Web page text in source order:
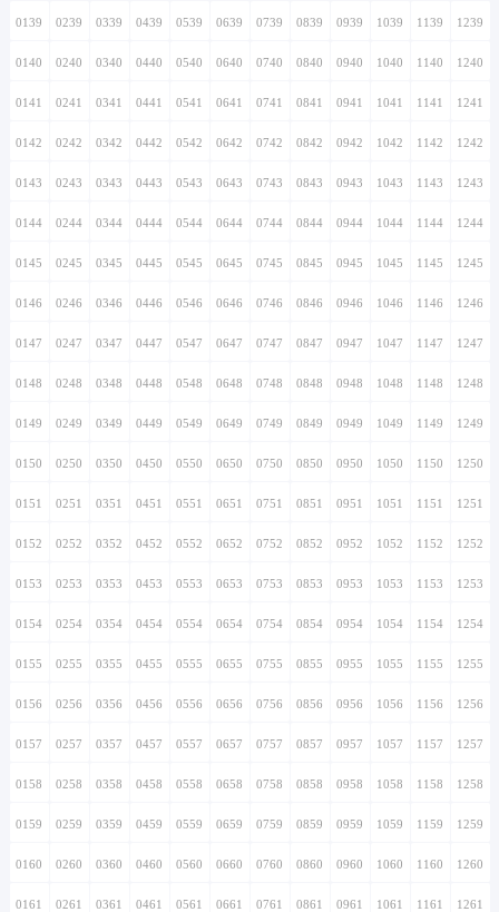
0139 0239 0339 0439 0539 0639 0739 0839 0939 1039 1139 1239
0140 0240 0340 0440 0540 0640 0740 0840 0940 1040 1140 1240
0141 0241 0341 0441 0541 0641 0741 0841 0941 1041 1141 1241
0142 0242 0342 0442 0542 0642 0742 0842 0942 1042 1142 1242
0143 0243 0343 0443 0543 0643 0743 0843 0943 1043 1143 1243
0144 0244 0344 0444 0544 0644 0744 0844 0944 1044 1144 1244
0145 0245 0345 0445 0545 0645 0745 0845 0945 1045 1145 1245
0146 0246 0346 0446 0546 0646 0746 0846 0946 1046 1146 1246
0147 0247 0347 0447 0547 0647 0747 0847 0947 1047 1147 1247
0148 0248 0348 0448 0548 0648 0748 0848 0948 1048 1148 1248
0149 0249 0349 0449 0549 0649 0749 0849 0949 1049 1149 1249
0150 0250 0350 0450 0550 0650 0750 0850 0950 1050 1150 1250
0151 0251 0351 0451 0551 0651 0751 0851 0951 1051 1151 1251
0152 0252 0352 0452 0552 0652 0752 0852 0952 1052 1152 1252
0153 0253 0353 0453 0553 0653 0753 0853 0953 1053 1153 1253
0154 0254 0354 0454 0554 0654 0754 0854 0954 1054 1154 1254
0155 0255 0355 0455 0555 0655 0755 0855 0955 1055 1155 1255
0156 0256 0356 0456 0556 0656 0756 0856 0956 1056 1156 1256
0157 0257 0357 0457 0557 0657 0757 0857 0957 1057 1157 1257
0158 0258 0358 0458 0558 0658 0758 0858 0958 1058 1158 1258
0159 0259 0359 0459 0559 0659 0759 0859 0959 1059 1159 1259
0160 0260 0360 0460 0560 0660 0760 0860 0960 1060 1160 1260
0161 0261 0361 0461 0561 0661 0761 0861 0961 1061 1161 1261